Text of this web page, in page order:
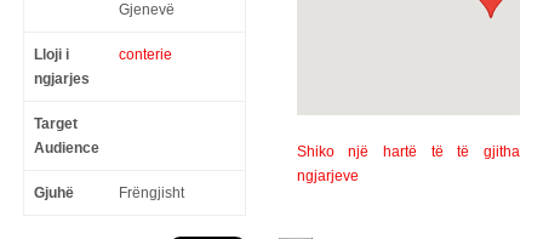
Gjenevë
Lloji i
ngjarjes
conterie
Target
Audience
Gjuhë Frëngjisht
Shiko një hartë të të gjitha
ngjarjeve